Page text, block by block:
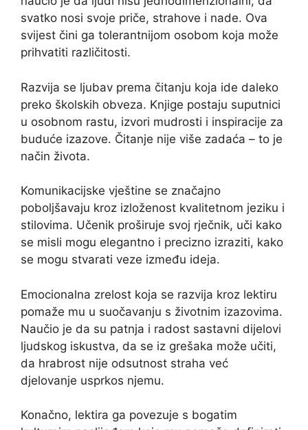
svatko nosi svoje priče, strahove i nade. Ova
svijest čini ga tolerantnijom osobom koja može
prihvatiti različitosti.
Razvija se ljubav prema čitanju koja ide daleko
preko školskih obveza. Knjige postaju suputnici
u osobnom rastu, izvori mudrosti i inspiracije za
buduće izazove. Čitanje nije više zadaća – to je
način života.
Komunikacijske vještine se značajno
poboljšavaju kroz izloženost kvalitetnom jeziku i
stilovima. Učenik proširuje svoj rječnik, uči kako
se misli mogu elegantno i precizno izraziti, kako
se mogu stvarati veze između ideja.
Emocionalna zrelost koja se razvija kroz lektiru
pomaže mu u suočavanju s životnim izazovima.
Naučio je da su patnja i radost sastavni dijelovi
ljudskog iskustva, da se iz grešaka može učiti,
da hrabrost nije odsutnost straha već
djelovanje usprkos njemu.
Konačno, lektira ga povezuje s bogatim